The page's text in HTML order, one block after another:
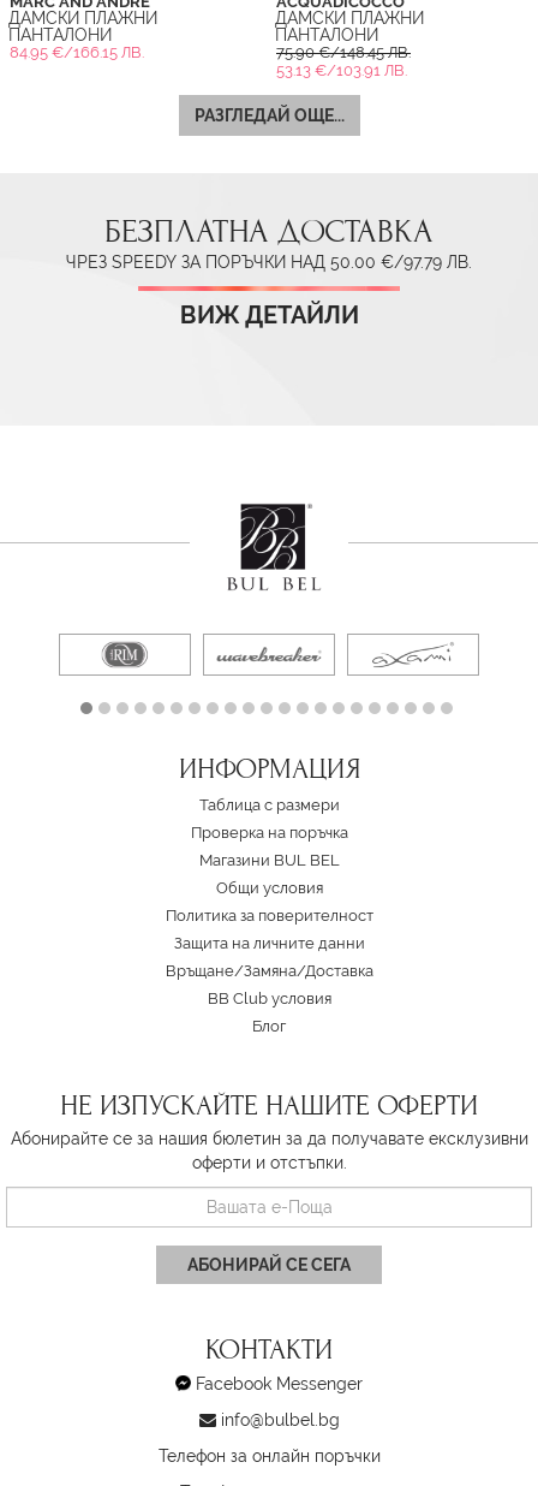
ДАМСКИ ПЛАЖНИ
ПАНТАЛОНИ
84.95 €/166.15 ЛВ.
ДАМСКИ ПЛАЖНИ
ПАНТАЛОНИ
75.90 €/148.45 ЛВ.
53.13 €/103.91 ЛВ.
РАЗГЛЕДАЙ ОЩЕ...
БЕЗПЛАТНА ДОСТАВКА
ЧРЕЗ SPEEDY ЗА ПОРЪЧКИ НАД 50.00 €/97.79 ЛВ.
ВИЖ ДЕТАЙЛИ
ИНФОРМАЦИЯ
Таблица с размери
Проверка на поръчка
Магазини BUL BEL
Oбщи условия
Политика за поверителност
Защита на личните данни
Връщане/Замяна/Доставка
BB Club условия
Блог
НЕ ИЗПУСКАЙТЕ НАШИТЕ ОФЕРТИ
Абонирайте се за нашия бюлетин за да получавате ексклузивни
оферти и отстъпки.
АБОНИРАЙ СЕ СЕГА
КОНТАКТИ
Facebook Messenger
info@bulbel.bg
Телефон за онлайн поръчки